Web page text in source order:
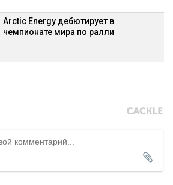
Arctic Energy дебютирует в
чемпионате мира по ралли